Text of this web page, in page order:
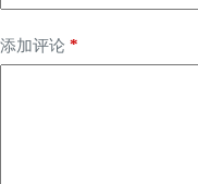
添加评论 *